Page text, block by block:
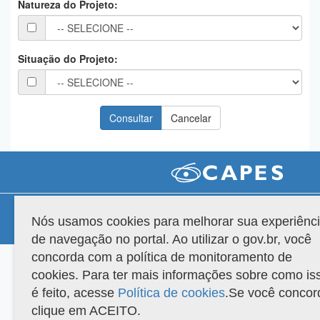
Planalto
Natureza do Projeto:
Situação do Projeto:
Versão do sistema: 3.88.9 Copyright 2022 Capes. Todos os direitos reservados.
Nós usamos cookies para melhorar sua
de navegação no portal. Ao utilizar o gov.br, você
concorda com a política de monitoramento de
cookies. Para ter mais informações sobre como
é feito, acesse Política de cookies.Se você
clique em ACEITO.